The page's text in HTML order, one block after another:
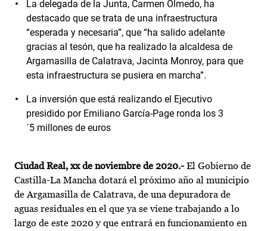
La delegada de la Junta, Carmen Olmedo, ha
destacado que se trata de una infraestructura
“esperada y necesaria”, que “ha salido adelante
gracias al tesón, que ha realizado la alcaldesa de
Argamasilla de Calatrava, Jacinta Monroy, para que
esta infraestructura se pusiera en marcha”.
La inversión que está realizando el Ejecutivo
presidido por Emiliano García-Page ronda los 3
´5 millones de euros
Ciudad Real, xx de noviembre de 2020.- El Gobierno de
Castilla-La Mancha dotará el próximo año al municipio
de Argamasilla de Calatrava, de una depuradora de
aguas residuales en el que ya se viene trabajando a lo
largo de este 2020 y que entrará en funcionamiento en